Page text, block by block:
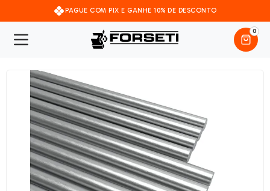
PAGUE COM PIX E GANHE 10% DE DESCONTO
0